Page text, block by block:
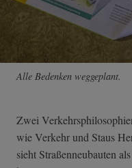
Alle Bedenken weggeplant.
Zwei
wie Verkehr und Staus
sieht Straßenneubauten